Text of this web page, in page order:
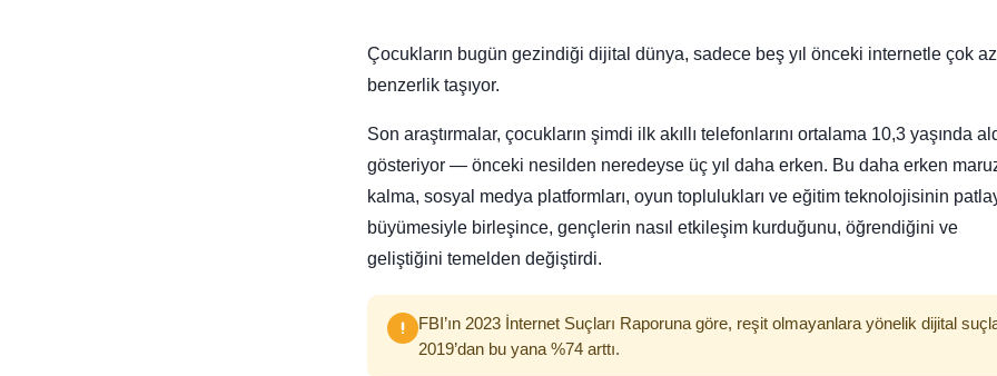
Çocukların bugün gezindiği dijital dünya, sadece beş yıl önceki internetle çok az
benzerlik taşıyor.
Son araştırmalar, çocukların şimdi ilk akıllı telefonlarını ortalama 10,3 yaşında
gösteriyor — önceki nesilden neredeyse üç yıl daha erken. Bu daha erken
kalma, sosyal medya platformları, oyun toplulukları ve eğitim teknolojisinin
büyümesiyle birleşince, gençlerin nasıl etkileşim kurduğunu, öğrendiğini ve
geliştiğini temelden değiştirdi.
FBI’ın 2023 İnternet Suçları Raporuna göre, reşit olmayanlara yönelik dijital
2019’dan bu yana %74 arttı.